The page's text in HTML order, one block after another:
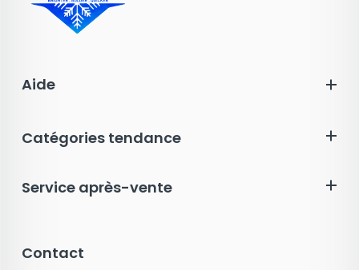
Aide
Catégories tendance
Service après-vente
Contact